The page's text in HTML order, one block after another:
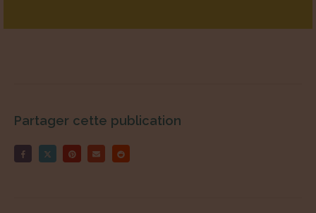
Partager cette publication